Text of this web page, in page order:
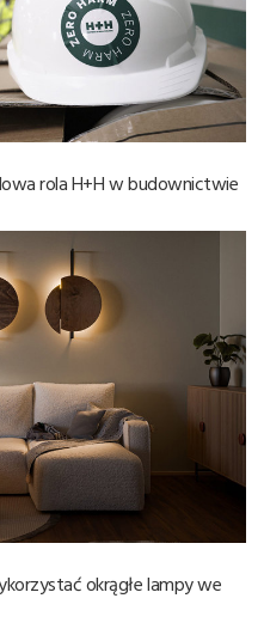
rola H+H w budownictwie
okrągłe lampy we